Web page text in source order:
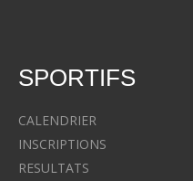
SPORTIFS
CALENDRIER
INSCRIPTIONS
RESULTATS